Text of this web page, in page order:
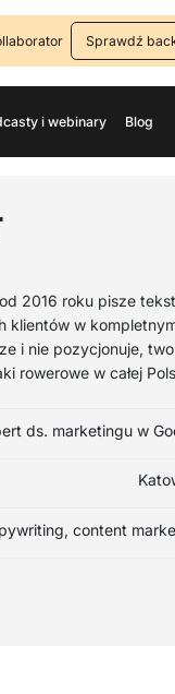
Sprawdź
i webinary Blog
2016 roku pisze
klientów w
i nie pozycjonuje,
rowerowe w całej
ds. marketingu w
content